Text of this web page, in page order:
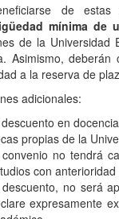
de
mínima de
de la
Asimismo,
a la reserva de
adicionales:
en
propias de la
no tendrá
con
no será
expresamente